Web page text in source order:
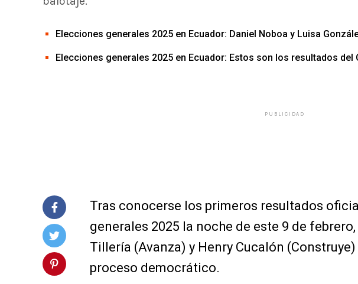
Elecciones generales 2025 en Ecuador: Daniel Noboa y Luisa
Elecciones generales 2025 en Ecuador: Estos son los resultados del
PUBLICIDAD
Tras conocerse los primeros resultados
generales 2025 la noche de este 9 de
Tillería (Avanza) y Henry Cucalón
proceso democrático.